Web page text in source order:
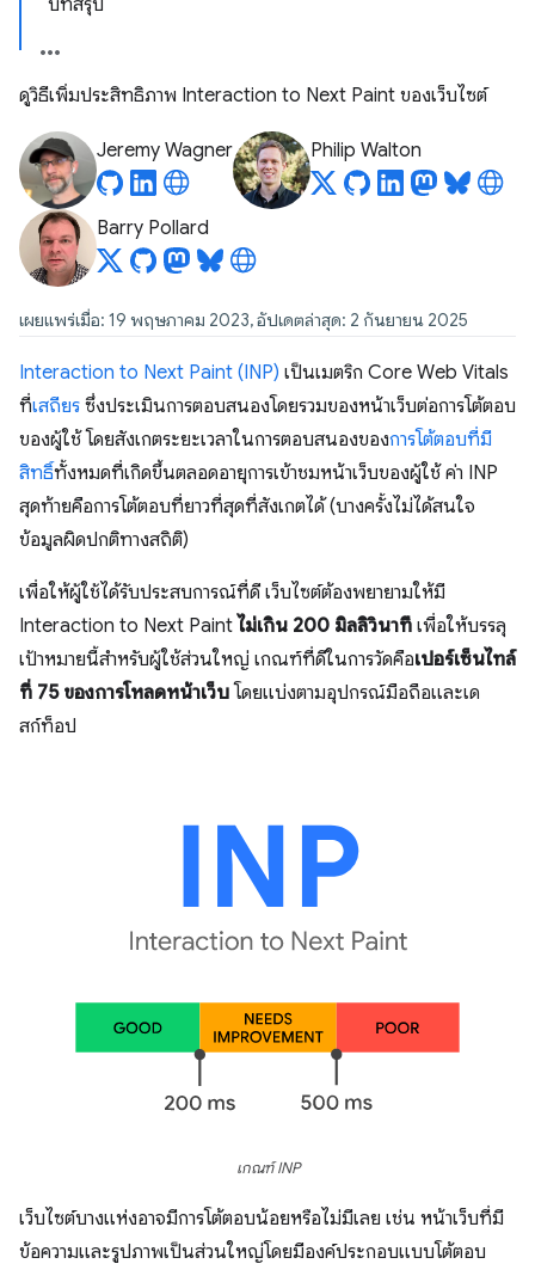
บทสรุป
ดูวิธีเพิ่มประสิทธิภาพ Interaction to Next Paint ของเว็บไซต์
Jeremy Wagner Philip Walton
Barry Pollard
เผยแพร่เมื่อ: 19 พฤษภาคม 2023, อัปเดตล่าสุด: 2 กันยายน 2025
Interaction to Next Paint (INP) เป็นเมตริก Core Web Vitals
ที่เสถียร ซึ่งประเมินการตอบสนองโดยรวมของหน้าเว็บต่อการโต้ตอบ
ของผู้ใช้ โดยสังเกตระยะเวลาในการตอบสนองของการโต้ตอบที่มี
สิทธิ์ทั้งหมดที่เกิดขึ้นตลอดอายุการเข้าชมหน้าเว็บของผู้ใช้ ค่า INP
สุดท้ายคือการโต้ตอบที่ยาวที่สุดที่สังเกตได้ (บางครั้งไม่ได้สนใจ
ข้อมูลผิดปกติทางสถิติ)
เพื่อให้ผู้ใช้ได้รับประสบการณ์ที่ดี เว็บไซต์ต้องพยายามให้มี
Interaction to Next Paint ไม่เกิน 200 มิลลิวินาที เพื่อให้บรรลุ
เป้าหมายนี้สำหรับผู้ใช้ส่วนใหญ่ เกณฑ์ที่ดีในการวัดคือเปอร์เซ็นไทล์
ที่ 75 ของการโหลดหน้าเว็บ โดยแบ่งตามอุปกรณ์มือถือและเด
สก์ท็อป
เกณฑ์ INP
เว็บไซต์บางแห่งอาจมีการโต้ตอบน้อยหรือไม่มีเลย เช่น หน้าเว็บที่มี
ข้อความและรูปภาพเป็นส่วนใหญ่โดยมีองค์ประกอบแบบโต้ตอบ